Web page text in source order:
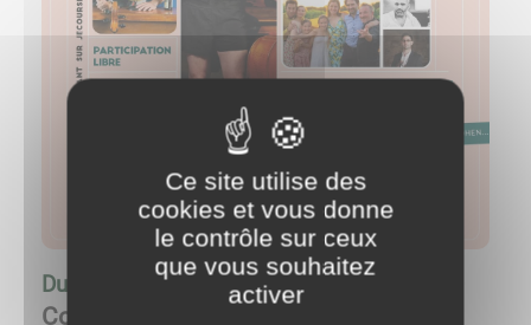
Du 17/04/25 à 19:00 au17/04/25 à 21:00
Concert Tutti !
Ce site utilise des
cookies et vous donne
le contrôle sur ceux
que vous souhaitez
activer